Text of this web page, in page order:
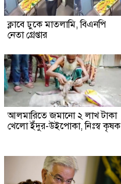
ক্লাবে ঢুকে মাতলামি, বিএনপি
নেতা গ্রেপ্তার
আলমারিতে জমানো ২ লাখ টাকা
খেলো ইঁদুর-উইপোকা, নিঃস্ব কৃষক